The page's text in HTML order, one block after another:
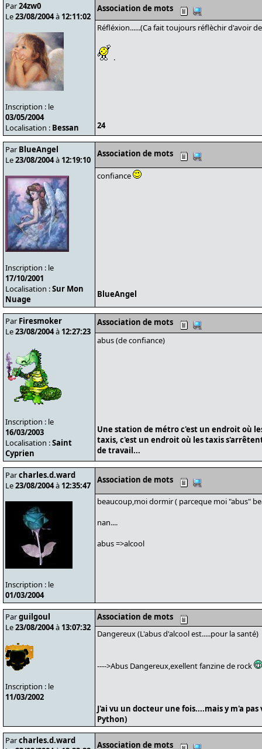
Par24zw0
Le23/08/2004à 12:11:02
Inscription : le
03/05/2004
Localisation : Bessan
Association de mots
Réfléxion......(Ca fait toujours réflèchir d'avoir
.
24
Par BlueAngel
Le23/08/2004à 12:19:10
Inscription : le
17/10/2001
Localisation :Sur Mon
Nuage
Association de mots
confiance
BlueAngel
Par Firesmoker
Le23/08/2004à 12:27:23
Inscription : le
16/03/2003
Localisation :Saint
Cyprien
Association de mots
abus (de confiance)
Une station de métro c'est un endroit où
taxis, c'est un endroit où les taxis
de travail...
Parcharles.d.ward
Le23/08/2004à 12:35:47
Inscription : le
01/03/2004
Association de mots
beaucoup,moi dormir ( parceque moi "abus"
nan....
abus =>alcool
Parguilgoul
Le23/08/2004à 13:07:32
Inscription : le
11/03/2002
Association de mots
Dangereux (L'abus d'alcool est.....pour la santé)
---->Abus Dangereux,exellent fanzine de rock
J'ai vu un docteur une fois....mais y m'a
Python)
Parcharles.d.ward
Association de mots